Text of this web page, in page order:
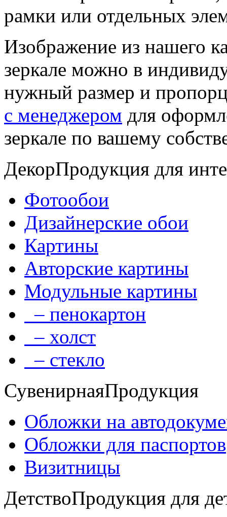
рамки или отдельных
Изображение из нашего
зеркале можно в
нужный размер и
с менеджером для
зеркале по вашему
ДекорПродукция для
Фотообои
Дизайнерские обои
Картины
Авторские картины
Модульные картины
– пенокартон
– холст
– стекло
СувенирнаяПродукция
Обложки на
Обложки для паспортов
Визитницы
ДетствоПродукция для